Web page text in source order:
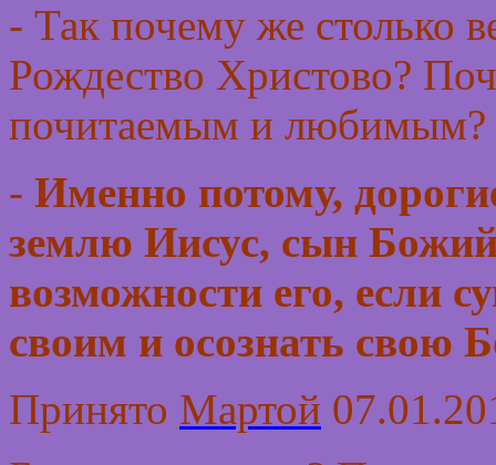
- Так почему же столько
Рождество Христово?
почитаемым и любимым?
- Именно потому,
землю Иисус, сын
возможности его, если
своим и осознать свою
Принято Мартой